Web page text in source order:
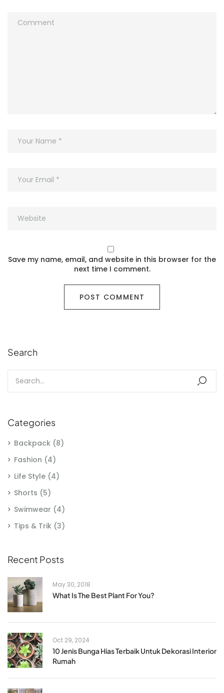
Search
Categories
Backpack (8)
Fashion (4)
Life Style (4)
Shorts (5)
Swimwear (4)
Tips & Trik (3)
Recent Posts
May 30, 2018
What Is The Best Plant For You?
Oct 29, 2024
10 Jenis Bunga Hias Terbaik Untuk Dekorasi Interior
Rumah
Save my name, email, and website in this browser for the
next time I comment.